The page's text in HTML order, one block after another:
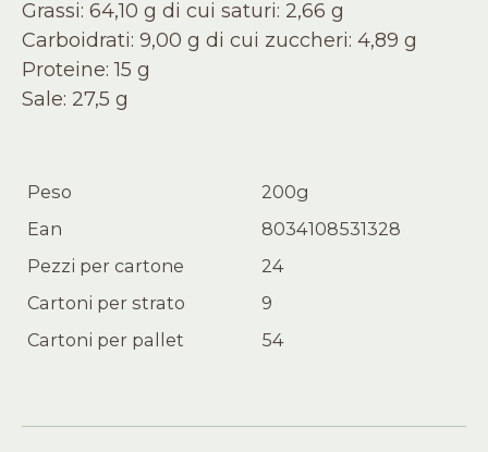
Grassi: 64,10 g di cui saturi: 2,66 g
Carboidrati: 9,00 g di cui zuccheri: 4,89 g
Proteine: 15 g
Sale: 27,5 g
Peso
200g
Ean
8034108531328
Pezzi per cartone
24
Cartoni per strato
9
Cartoni per pallet
54